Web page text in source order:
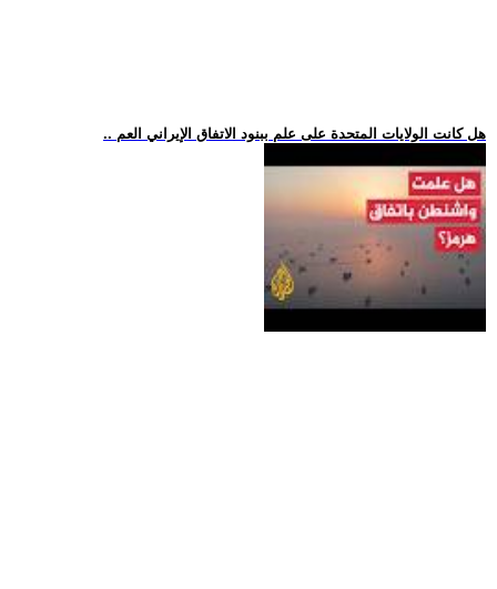
.. هل كانت الولايات المتحدة على علم ببنود الاتفاق الإيراني العم